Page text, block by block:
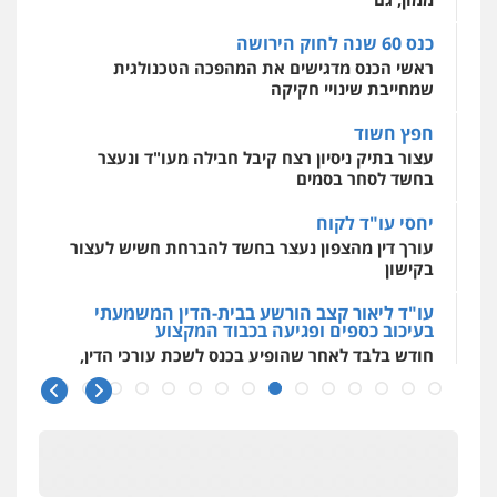
עו"ד ד"ר אבי שקד
עבירות כלכליות
0544385337
איתי חקירות – שירותים לעורכי דין
חקירות פרטיות
אישות
איתורים
ניר קידר – צלם
צילום עורכי דין שירותים מקצועיים לעורכי
עצור בתיק ניסיון רצח קיבל חבילה מעו"ד ונעצר
בחשד לסחר בסמים
עורך דין מהצפון נעצר בחשד להברחת חשיש לעצור
בקישון
בעיכוב כספים ופגיעה בכבוד המקצוע
חודש בלבד לאחר שהופיע בכנס לשכת עורכי הדין,
קצב הורשע
10 מיליון
עורך-דין חשוד בהעלמת הכנסות והתחמקות ממס
רכישה
קטינים בסביבה מנוכרת